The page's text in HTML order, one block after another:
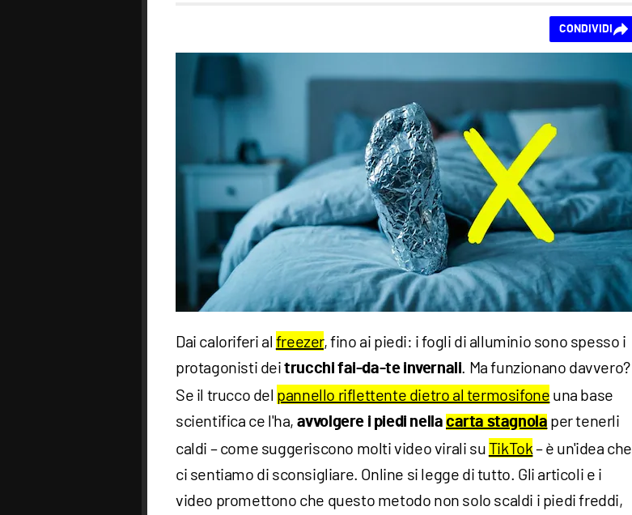
CONDIVIDI
Dai caloriferi al freezer, fino ai piedi: i fogli di alluminio sono spesso i
protagonisti deitrucchi fai-da-te invernali. Ma funzionano davvero?
Se il trucco del pannello riflettente dietro al termosifone una base
scientifica ce l'ha, avvolgere i piedi nellacarta stagnola per tenerli
caldi – come suggeriscono molti video virali suTikTok– è un'idea che
ci sentiamo di sconsigliare. Online si legge di tutto. Gli articoli e i
video promettono che questo metodo non solo scaldi i piedi freddi,